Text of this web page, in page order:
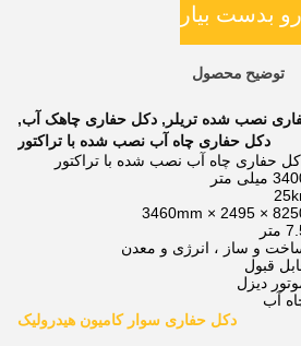
بدست بیار
توضیح محصول
نصب شده تریلر , دکل حفاری چاهک آب,
دکل حفاری چاه آب نصب شده با تراکتور
حفاری چاه آب نصب شده با تراکتور
میلی متر
8250 × 2495 ×
متر
و ساز ، انرژی و معدن
قبول
دیزل
آب
دکل حفاری سوار کامیون هیدرولیک